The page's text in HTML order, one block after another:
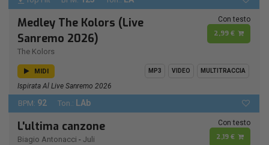
Medley The Kolors (Live
Sanremo 2026)
The Kolors
Con testo
2,99 €
MIDI MP3 VIDEO MULTITRACCIA
Ispirata Al Live Sanremo 2026
BPM: 92 Ton.: LAb
L'ultima canzone
Biagio Antonacci - Juli
Con testo
2,19 €